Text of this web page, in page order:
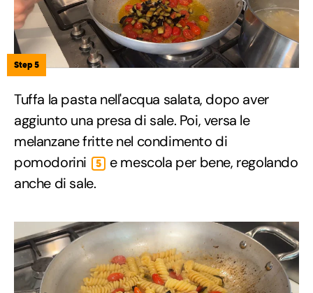
Step 5
Tuffa la pasta nell'acqua salata, dopo aver
aggiunto una presa di sale. Poi, versa le
melanzane fritte nel condimento di
pomodorini
5
e mescola per bene, regolando
anche di sale.